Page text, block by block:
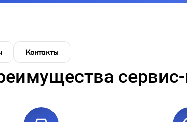
Контакты